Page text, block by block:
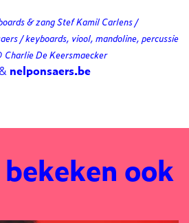
& zang Stef Kamil Carlens /
/ keyboards, viool, mandoline, percussie
De Keersmaecker
& nelponsaers.be
ook